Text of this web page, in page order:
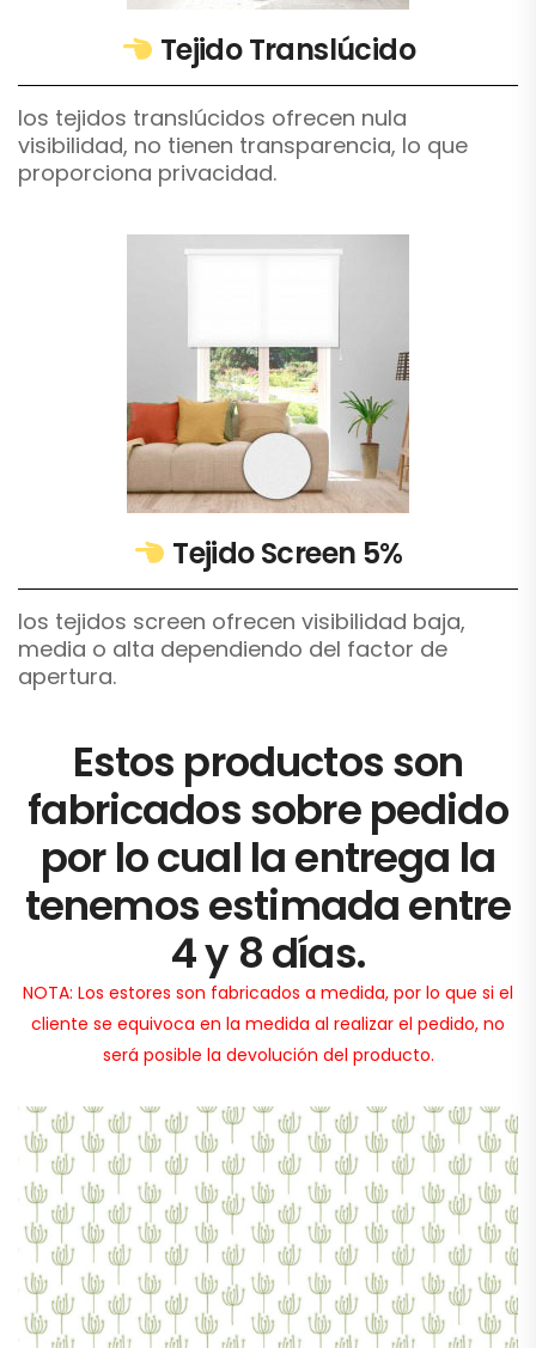
Tejido Translúcido
los tejidos translúcidos ofrecen nula
visibilidad, no tienen transparencia, lo que
proporciona privacidad.
Tejido Screen 5%
los tejidos screen ofrecen visibilidad baja,
media o alta dependiendo del factor de
apertura.
Estos productos son
fabricados sobre pedido
por lo cual la entrega la
tenemos estimada entre
4 y 8 días.
NOTA: Los estores son fabricados a medida, por lo que si el
cliente se equivoca en la medida al realizar el pedido, no
será posible la devolución del producto.